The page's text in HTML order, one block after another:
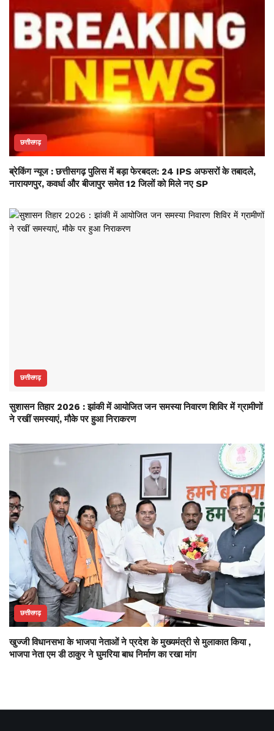
छत्तीसगढ़
ब्रेकिंग न्यूज : छत्तीसगढ़ पुलिस में बड़ा फेरबदल: 24 IPS अफसरों के तबादले,
नारायणपुर, कवर्धा और बीजापुर समेत 12 जिलों को मिले नए SP
छत्तीसगढ़
सुशासन तिहार 2026 : झांकी में आयोजित जन समस्या निवारण शिविर में ग्रामीणों
ने रखीं समस्याएं, मौके पर हुआ निराकरण
छत्तीसगढ़
खुज्जी विधानसभा के भाजपा नेताओं ने प्रदेश के मुख्यमंत्री से मुलाकात किया ,
भाजपा नेता एम डी ठाकुर ने घुमरिया बाध निर्माण का रखा मांग